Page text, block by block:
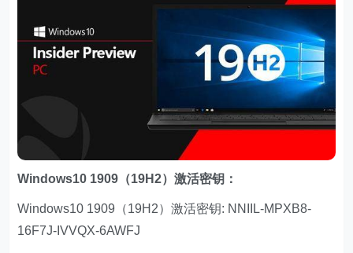
Windows10 1909（19H2）激活密钥：
Windows10 1909（19H2）激活密钥: NNIIL-MPXB8-
16F7J-IVVQX-6AWFJ